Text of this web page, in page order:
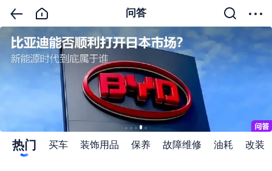
问答
热门 买车 装饰用品 保养 故障维修 油耗 改装